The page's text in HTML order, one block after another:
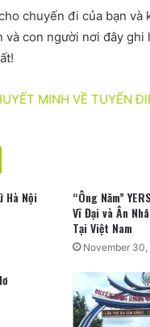
chuyến đi của bạn và
và con người nơi đây ghi
MINH VỀ TUYẾN
Hà Nội
“Ông Năm”
Vĩ Đại và Ân
Tại Việt Nam
November